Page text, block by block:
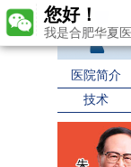
医院简介
技术
您好！
我是合肥华夏